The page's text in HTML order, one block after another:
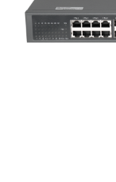
Previous